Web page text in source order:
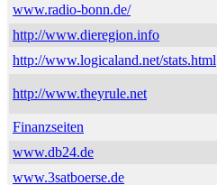
www.radio-bonn.de/
http://www.dieregion.info
http://www.logicaland.net/stats.html
http://www.theyrule.net
Finanzseiten
www.db24.de
www.3satboerse.de